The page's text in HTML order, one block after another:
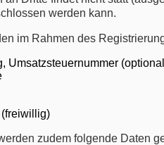
werden kann.
im Rahmen des
Umsatzsteuernummer
zudem folgende Daten